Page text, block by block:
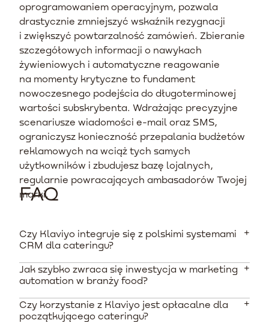
oprogramowaniem operacyjnym, pozwala
drastycznie zmniejszyć wskaźnik rezygnacji
i zwiększyć powtarzalność zamówień. Zbieranie
szczegółowych informacji o nawykach
żywieniowych i automatyczne reagowanie
na momenty krytyczne to fundament
nowoczesnego podejścia do długoterminowej
wartości subskrybenta. Wdrażając precyzyjne
scenariusze wiadomości e-mail oraz SMS,
ograniczysz konieczność przepalania budżetów
reklamowych na wciąż tych samych
użytkowników i zbudujesz bazę lojalnych,
regularnie powracających ambasadorów Twojej
marki.
FAQ
Czy Klaviyo integruje się z polskimi systemami
CRM dla cateringu?
Tak, integracja jest możliwa, jednak zazwyczaj
narzędzi pośredniczących. Polskie systemy takie jak
MasterLife CRM czy Mobilny Catering mogą przesyłać
Jak szybko zwraca się inwestycja w marketing
automation w branży food?
Dane rynkowe wskazują, że każda złotówka
Czy korzystanie z Klaviyo jest opłacalne dla
początkującego cateringu?